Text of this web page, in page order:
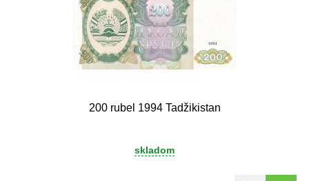
200 rubel 1994 Tadžikistan
skladom